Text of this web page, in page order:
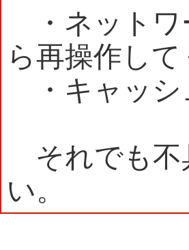
・ネットワ
ら再操作し
・キャッシ
それでも不
い。